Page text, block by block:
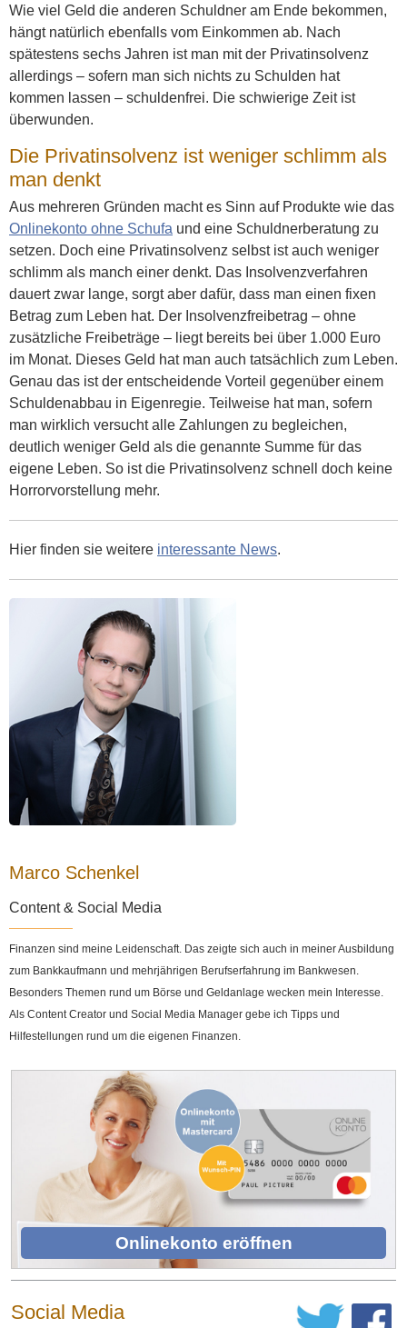
Wie viel Geld die anderen Schuldner am Ende bekommen,
hängt natürlich ebenfalls vom Einkommen ab. Nach
spätestens sechs Jahren ist man mit der Privatinsolvenz
allerdings – sofern man sich nichts zu Schulden hat
kommen lassen – schuldenfrei. Die schwierige Zeit ist
überwunden.
Die Privatinsolvenz ist weniger schlimm als
man denkt
Aus mehreren Gründen macht es Sinn auf Produkte wie das
Onlinekonto ohne Schufa und eine Schuldnerberatung zu
setzen. Doch eine Privatinsolvenz selbst ist auch weniger
schlimm als manch einer denkt. Das Insolvenzverfahren
dauert zwar lange, sorgt aber dafür, dass man einen fixen
Betrag zum Leben hat. Der Insolvenzfreibetrag – ohne
zusätzliche Freibeträge – liegt bereits bei über 1.000 Euro
im Monat. Dieses Geld hat man auch tatsächlich zum Leben.
Genau das ist der entscheidende Vorteil gegenüber einem
Schuldenabbau in Eigenregie. Teilweise hat man, sofern
man wirklich versucht alle Zahlungen zu begleichen,
deutlich weniger Geld als die genannte Summe für das
eigene Leben. So ist die Privatinsolvenz schnell doch keine
Horrorvorstellung mehr.
Hier finden sie weitere interessante News.
Marco Schenkel
Content & Social Media
Finanzen sind meine Leidenschaft. Das zeigte sich auch in meiner Ausbildung
zum Bankkaufmann und mehrjährigen Berufserfahrung im Bankwesen.
Besonders Themen rund um Börse und Geldanlage wecken mein Interesse.
Als Content Creator und Social Media Manager gebe ich Tipps und
Hilfestellungen rund um die eigenen Finanzen.
Onlinekonto eröffnen
Social Media